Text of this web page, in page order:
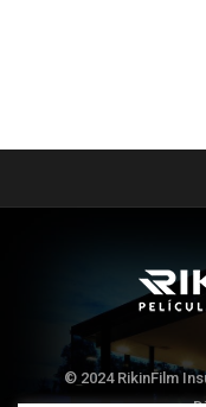
© 2024 RikinFilm